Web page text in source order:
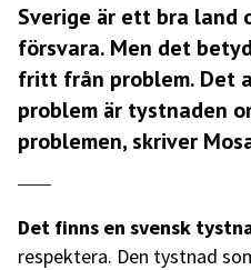
Sverige är ett bra land
försvara. Men det
fritt från problem. Det
problem är tystnaden
problemen, skriver
Det finns en svensk
respektera. Den tystnad